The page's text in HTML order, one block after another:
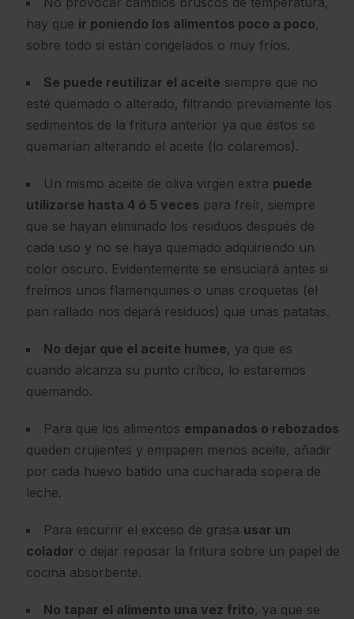
hay que ir poniendo los alimentos poco a poco,
sobre todo si están congelados o muy fríos.
Se puede reutilizar el aceite siempre que no
esté quemado o alterado, filtrando previamente los
sedimentos de la fritura anterior ya que éstos se
quemarían alterando el aceite (lo colaremos).
Un mismo aceite de oliva virgen extra puede
utilizarse hasta 4 ó 5 veces para freír, siempre
que se hayan eliminado los residuos después de
cada uso y no se haya quemado adquiriendo un
color oscuro. Evidentemente se ensuciará antes si
freímos unos flamenquines o unas croquetas (el
pan rallado nos dejará residuos) que unas patatas.
No dejar que el aceite humee, ya que es
cuando alcanza su punto crítico, lo estaremos
quemando.
Para que los alimentos empanados o rebozados
queden crujientes y empapen menos aceite, añadir
por cada huevo batido una cucharada sopera de
leche.
Para escurrir el exceso de grasa usar un
colador o dejar reposar la fritura sobre un papel de
cocina absorbente.
No tapar el alimento una vez frito, ya que se